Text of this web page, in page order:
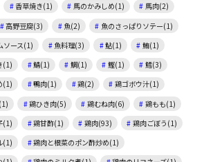
香草焼き(1) 馬のかみしめ(1)
馬肉(2)
高野豆腐(3) 魚(2)
魚のさっぱりソテー(1)
ソース(1)
魚料理(3) 鮎(1)
鮪(1)
(1) 鯖(1) 鯛(1) 鰹(1)
鱈(3)
(1)
鴨肉(1) 鶏(2)
鶏ゴボウ汁(1)
鶏ひき肉(5) 鶏むね肉(6)
鶏もも(1)
(1) 鶏甘酢(1) 鶏肉(93)
鶏肉ごぼう(1)
(1)
鶏肉と根菜のポン酢炒め(1)